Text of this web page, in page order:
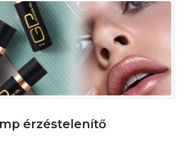
érzéstelenítő